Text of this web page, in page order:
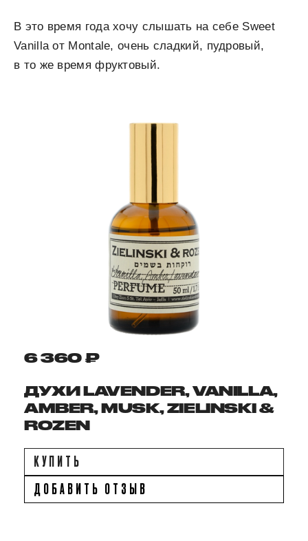
В это время года хочу слышать на себе Sweet
Vanilla от Montale, очень сладкий, пудровый,
в то же время фруктовый.
6 360 ₽
ДУХИ LAVENDER, VANILLA,
AMBER, MUSK, ZIELINSKI &
ROZEN
КУПИТЬ
ДОБАВИТЬ ОТЗЫВ